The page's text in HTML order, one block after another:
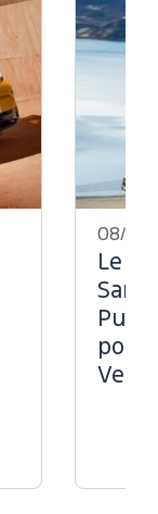
08/07/
Le
Sans
pour